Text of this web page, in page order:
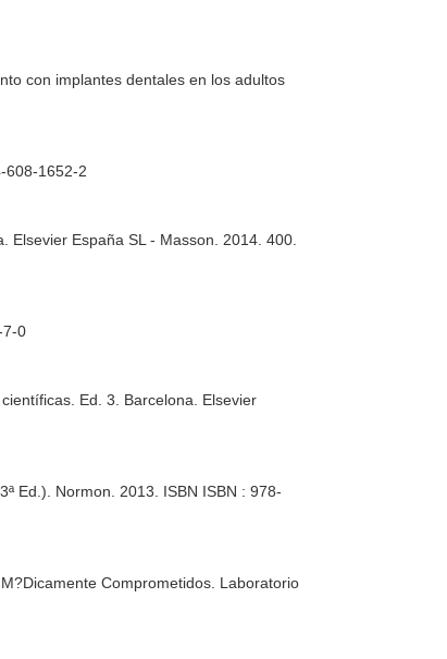
con implantes dentales en los adultos
608-1652-2
Elsevier España SL - Masson. 2014. 400.
7-0
. Ed. 3. Barcelona. Elsevier
Ed.) . Normon. 2013. ISBN ISBN : 978-
Comprometidos . Laboratorio